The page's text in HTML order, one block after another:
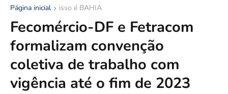
Página inicial isso é BAHIA
Fecomércio-DF e Fetracom
formalizam convenção
coletiva de trabalho com
vigência até o fim de 2023